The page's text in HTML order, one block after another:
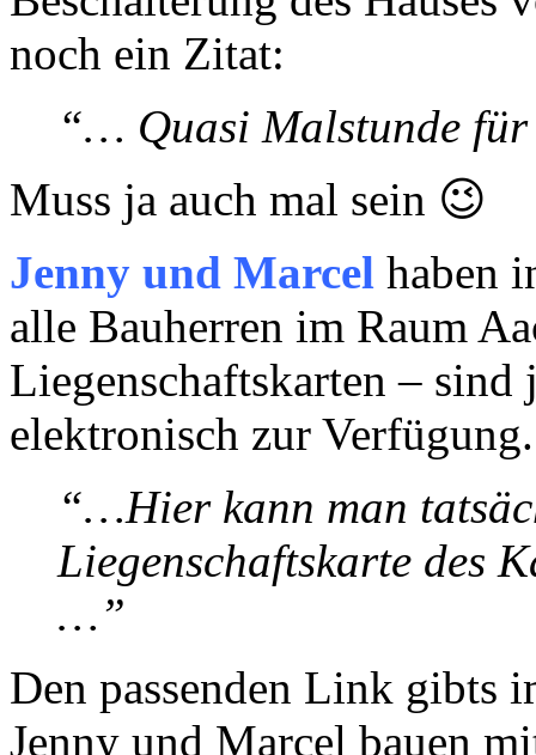
noch ein Zitat:
“… Quasi Malstunde
Muss ja auch mal sein 😉
Jenny und Marcel haben
alle Bauherren im Raum
Liegenschaftskarten – sind
elektronisch zur Verfügung.
“…Hier kann man
Liegenschaftskarte des
…”
Den passenden Link gibts
Jenny und Marcel bauen